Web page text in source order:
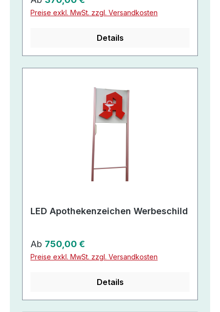
Preise exkl. MwSt. zzgl. Versandkosten
Details
LED Apothekenzeichen Werbeschild
Regulärer Preis:
Ab 750,00 €
Preise exkl. MwSt. zzgl. Versandkosten
Details